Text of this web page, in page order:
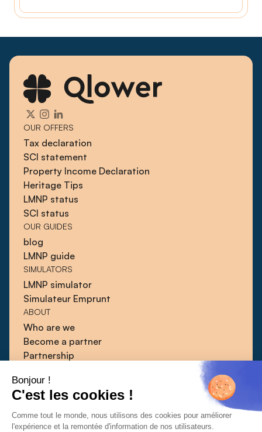
Bonjour !
C'est les cookies !
Comme tout le monde, nous utilisons des cookies pour améliorer
l'expérience et la remontée d'information de nos utilisateurs.
OUR OFFERS
Tax declaration
SCI statement
Property Income Declaration
Heritage Tips
LMNP status
SCI status
OUR GUIDES
blog
LMNP guide
SIMULATORS
LMNP simulator
Simulateur Emprunt
ABOUT
Who are we
Become a partner
Partnership
Guides
Press
Contact